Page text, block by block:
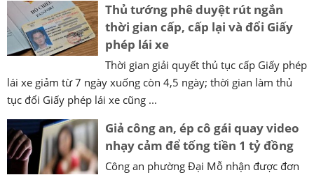
Thủ tướng phê duyệt rút ngắn
thời gian cấp, cấp lại và đổi Giấy
phép lái xe
Thời gian giải quyết thủ tục cấp Giấy phép
lái xe giảm từ 7 ngày xuống còn 4,5 ngày; thời gian làm thủ
tục đổi Giấy phép lái xe cũng ...
Giả công an, ép cô gái quay video
nhạy cảm để tống tiền 1 tỷ đồng
Công an phường Đại Mỗ nhận được đơn